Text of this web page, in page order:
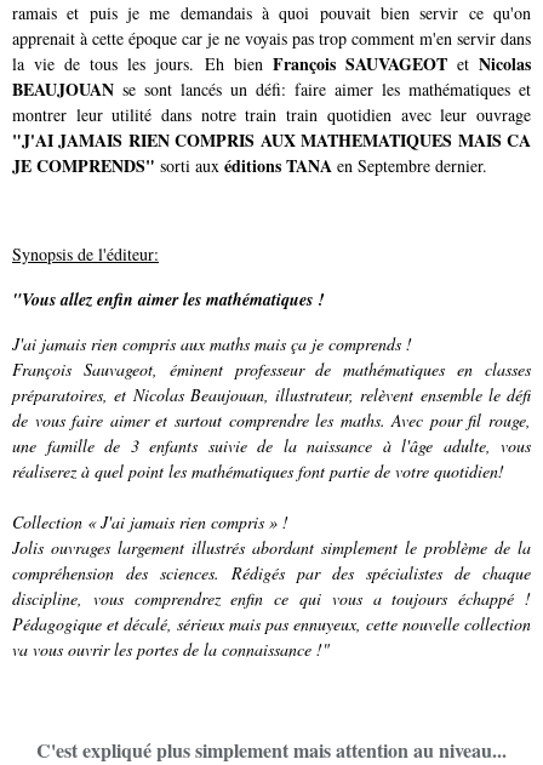
ramais et puis je me demandais à quoi pouvait bien servir ce qu'on
apprenait à cette époque car je ne voyais pas trop comment m'en servir dans
la vie de tous les jours. Eh bien François SAUVAGEOTetNicolas
BEAUJOUAN se sont lancés un défi: faire aimer les mathématiques et
montrer leur utilité dans notre train train quotidien avec leur ouvrage
"J'AI JAMAIS RIEN COMPRIS AUX MATHEMATIQUES MAIS CA
JE COMPRENDS" sorti aux éditions TANA en Septembre dernier.
Synopsis de l'éditeur:
"Vous allez enfin aimer les mathématiques !
J'ai jamais rien compris aux maths mais ça je comprends !
François Sauvageot, éminent professeur de mathématiques en classes
préparatoires, et Nicolas Beaujouan, illustrateur, relèvent ensemble le défi
de vous faire aimer et surtout comprendre les maths. Avec pour fil rouge,
une famille de 3 enfants suivie de la naissance à l'âge adulte, vous
réaliserez à quel point les mathématiques font partie de votre quotidien!
Collection « J'ai jamais rien compris » !
Jolis ouvrages largement illustrés abordant simplement le problème de la
compréhension des sciences. Rédigés par des spécialistes de chaque
discipline, vous comprendrez enfin ce qui vous a toujours échappé !
Pédagogique et décalé, sérieux mais pas ennuyeux, cette nouvelle collection
va vous ouvrir les portes de la connaissance !"
C'est expliqué plus simplement mais attention au niveau...